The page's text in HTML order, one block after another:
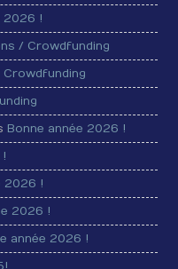
2026 !
/ Crowdfunding
Crowdfunding
Bonne année 2026 !
2026 !
2026 !
année 2026 !